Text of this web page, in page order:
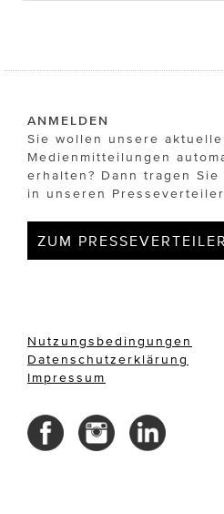
ANMELDEN
Sie wollen unsere
Medienmitteilungen
erhalten? Dann tragen
in unseren
ZUM PRESSEVERTEILER
Nutzungsbedingungen
Datenschutzerklärung
Impressum